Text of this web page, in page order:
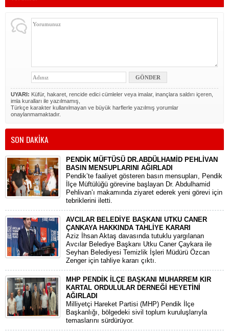
UYARI: Küfür, hakaret, rencide edici cümleler veya imalar, inançlara saldırı içeren,
imla kuralları ile yazılmamış,
Türkçe karakter kullanılmayan ve büyük harflerle yazılmış yorumlar
onaylanmamaktadır.
SON DAKİKA
PENDİK MÜFTÜSÜ DR.ABDÜLHAMİD PEHLİVAN
BASIN MENSUPLARINI AĞIRLADI
​Pendik’te faaliyet gösteren basın mensupları, Pendik
İlçe Müftülüğü görevine başlayan Dr. Abdulhamid
Pehlivan’ı makamında ziyaret ederek yeni görevi için
tebriklerini iletti.
AVCILAR BELEDİYE BAŞKANI UTKU CANER
ÇANKAYA HAKKINDA TAHLİYE KARARI
​Aziz İhsan Aktaş davasında tutuklu yargılanan
Avcılar Belediye Başkanı Utku Caner Çaykara ile
Seyhan Belediyesi Temizlik İşleri Müdürü Özcan
Zenger için tahliye kararı çıktı.
MHP PENDİK İLÇE BAŞKANI MUHARREM KIR
KARTAL ORDULULAR DERNEĞİ HEYETİNİ
AĞIRLADI
​Milliyetçi Hareket Partisi (MHP) Pendik İlçe
Başkanlığı, bölgedeki sivil toplum kuruluşlarıyla
temaslarını sürdürüyor.